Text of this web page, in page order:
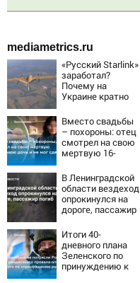
mediametrics.ru
«Русский Starlink»
заработал?
Почему на
Украине кратно
точность
попаданий по
объектам ВСУ
Вместо свадьбы
– похороны: отец
смотрел на свою
мертвую 16-
мог сдержать
слезы
В Ленинградской
области вездеход
опрокинулся на
дороге, пассажир
Итоги 40-
дневного плана
Зеленского по
принуждению к